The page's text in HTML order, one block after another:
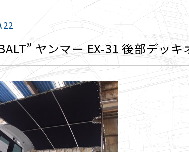
ヤンマー EX-31 後部デッ